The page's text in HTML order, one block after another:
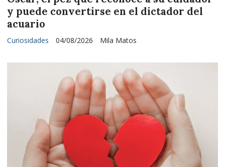
y puede convertirse en el dictador del
acuario
Mila Matos
Curiosidades 04/08/2026